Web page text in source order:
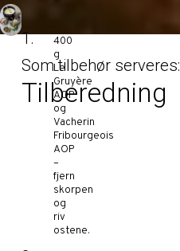
Tilberedning
400
g
Le
Gruyère
AOP
og
Vacherin
Fribourgeois
AOP
–
fjern
skorpen
og
riv
ostene.
Som tilbehør serveres: